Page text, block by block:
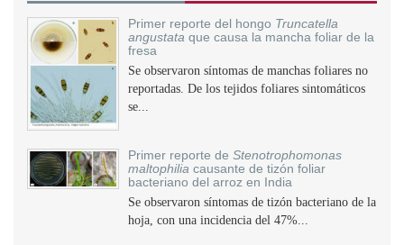
Primer reporte del hongo Truncatella
angustata que causa la mancha foliar de la
fresa
Se observaron síntomas de manchas foliares no
reportadas. De los tejidos foliares sintomáticos
se...
Primer reporte de Stenotrophomonas
maltophilia causante de tizón foliar
bacteriano del arroz en India
Se observaron síntomas de tizón bacteriano de la
hoja, con una incidencia del 47%...